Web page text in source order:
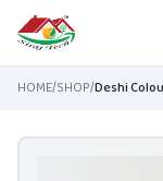
Skip to main content
HOME/SHOP/